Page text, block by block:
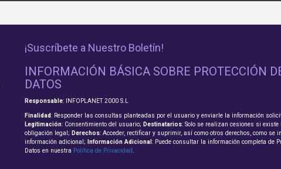
¡Suscríbete a Nuestro Boletín!
INFORMACIÓN BÁSICA SOBRE PROTECCIÓN
DATOS
Responsable: INFOPLANET 2000 S.L
Finalidad: Responder las consultas planteadas por el usuario y enviarle la información
Legitimación: Consentimiento del usuario; Destinatarios: Solo se realizan cesiones si existe
obligación legal; Derechos: Acceder, rectificar y suprimir, así como otros derechos, como se
información adicional;
Información Adicional : Puede consultar la información completa de
Datos en nuestra Política de Privacidad